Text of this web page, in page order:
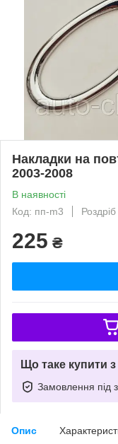
Накладки на
2003-2008
В наявності
Код: пп-m3
Роздріб
225 ₴
Що таке купити
Замовлення під
Опис